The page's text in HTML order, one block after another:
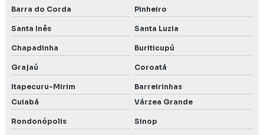
Barra do Corda Pinheiro
Santa Inês Santa Luzia
Chapadinha Buriticupú
Grajaú Coroatá
Itapecuru-Mirim
Barreirinhas
Cuiabá
Várzea Grande
Rondonópolis Sinop